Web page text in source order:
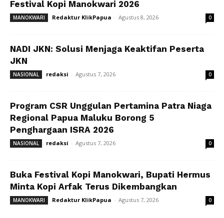
Festival Kopi Manokwari 2026
MANOKWARI Redaktur KlikPapua - Agustus 8, 2026 0
NADI JKN: Solusi Menjaga Keaktifan Peserta
JKN
NASIONAL redaksi - Agustus 7, 2026 0
Program CSR Unggulan Pertamina Patra Niaga
Regional Papua Maluku Borong 5
Penghargaan ISRA 2026
NASIONAL redaksi - Agustus 7, 2026 0
Buka Festival Kopi Manokwari, Bupati Hermus
Minta Kopi Arfak Terus Dikembangkan
MANOKWARI Redaktur KlikPapua - Agustus 7, 2026 0